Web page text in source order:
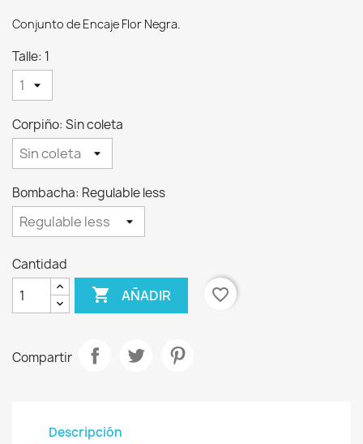
Conjunto de Encaje Flor Negra.
Talle: 1
Corpiño: Sin coleta
Bombacha: Regulable less
Cantidad
 AÑADIR favorite_border
Compartir
Descripción